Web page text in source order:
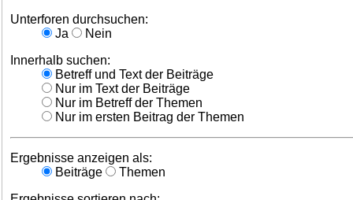
Unterforen durchsuchen:
Ja
Nein
Innerhalb suchen:
Betreff und Text der Beiträge
Nur im Text der Beiträge
Nur im Betreff der Themen
Nur im ersten Beitrag der Themen
Ergebnisse anzeigen als:
Beiträge
Themen